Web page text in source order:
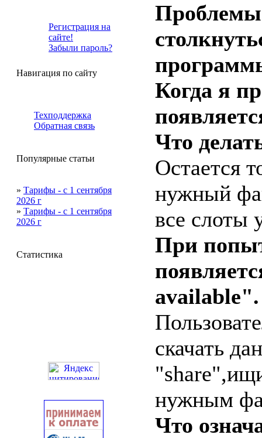
Регистрация на
сайте!
Забыли пароль?
Навигация по сайту
Техподдержка
Обратная связь
Популярные статьи
» Тарифы - с 1 сентября
2026 г
» Тарифы - с 1 сентября
2026 г
Статистика
Когда я
Что
Остается
нужный
все слоты
При
available".
скачать
нужным
Что